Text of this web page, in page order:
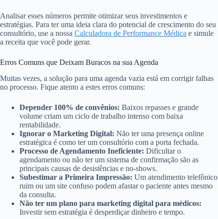
Analisar esses números permite otimizar seus investimentos e
estratégias. Para ter uma ideia clara do potencial de crescimento do seu
consultório, use a nossa Calculadora de Performance Médica e simule
a receita que você pode gerar.
Erros Comuns que Deixam Buracos na sua Agenda
Muitas vezes, a solução para uma agenda vazia está em corrigir falhas
no processo. Fique atento a estes erros comuns:
Depender 100% de convênios: Baixos repasses e grande
volume criam um ciclo de trabalho intenso com baixa
rentabilidade.
Ignorar o Marketing Digital: Não ter uma presença online
estratégica é como ter um consultório com a porta fechada.
Processo de Agendamento Ineficiente: Dificultar o
agendamento ou não ter um sistema de confirmação são as
principais causas de desistências e no-shows.
Subestimar a Primeira Impressão: Um atendimento telefônico
ruim ou um site confuso podem afastar o paciente antes mesmo
da consulta.
Não ter um plano para marketing digital para médicos:
Investir sem estratégia é desperdiçar dinheiro e tempo.